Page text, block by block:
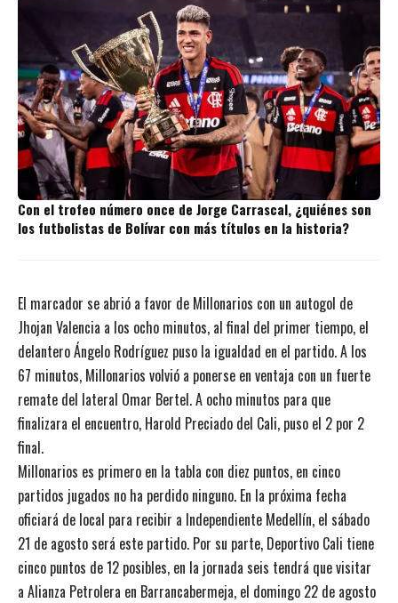
Con el trofeo número once de Jorge Carrascal, ¿quiénes son
los futbolistas de Bolívar con más títulos en la historia?
El marcador se abrió a favor de Millonarios con un autogol de
Jhojan Valencia a los ocho minutos, al final del primer tiempo, el
delantero Ángelo Rodríguez puso la igualdad en el partido. A los
67 minutos, Millonarios volvió a ponerse en ventaja con un fuerte
remate del lateral Omar Bertel. A ocho minutos para que
finalizara el encuentro, Harold Preciado del Cali, puso el 2 por 2
final.
Millonarios es primero en la tabla con diez puntos, en cinco
partidos jugados no ha perdido ninguno. En la próxima fecha
oficiará de local para recibir a Independiente Medellín, el sábado
21 de agosto será este partido. Por su parte, Deportivo Cali tiene
cinco puntos de 12 posibles, en la jornada seis tendrá que visitar
a Alianza Petrolera en Barrancabermeja, el domingo 22 de agosto